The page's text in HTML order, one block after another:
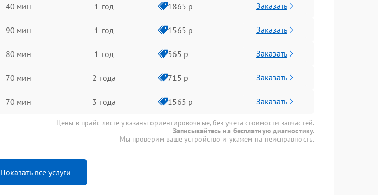
40 мин 1 год 1865 р Заказать
90 мин 1 год 1565 р Заказать
80 мин 1 год 565 р Заказать
70 мин 2 года 715 р Заказать
70 мин 3 года 1565 р Заказать
Цены в прайс-листе указаны ориентировочные, без учета стоимости запчастей.
Записывайтесь на бесплатную диагностику.
Мы проверим ваше устройство и укажем на неисправность.
Показать все услуги